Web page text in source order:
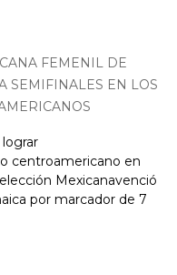
FEMENIL DE
SEMIFINALES EN LOS
centroamericano en
Mexicanavenció
por marcador de 7